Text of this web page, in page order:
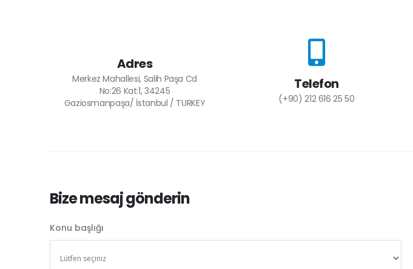
Adres
Merkez Mahallesi, Salih Paşa Cd
No:26 Kat:1, 34245
Gaziosmanpaşa/ İstanbul / TURKEY
Telefon
(+90) 212 616 25 50
Bize mesaj gönderin
Konu başlığı